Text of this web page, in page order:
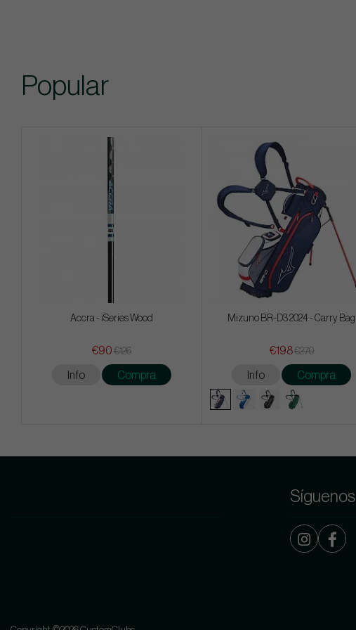
Popular
Accra - iSeries Wood
€90 €126
Info Compra
Mizuno BR-D3 2024 - Carry Bag
€198€270
Info Compra
Síguenos